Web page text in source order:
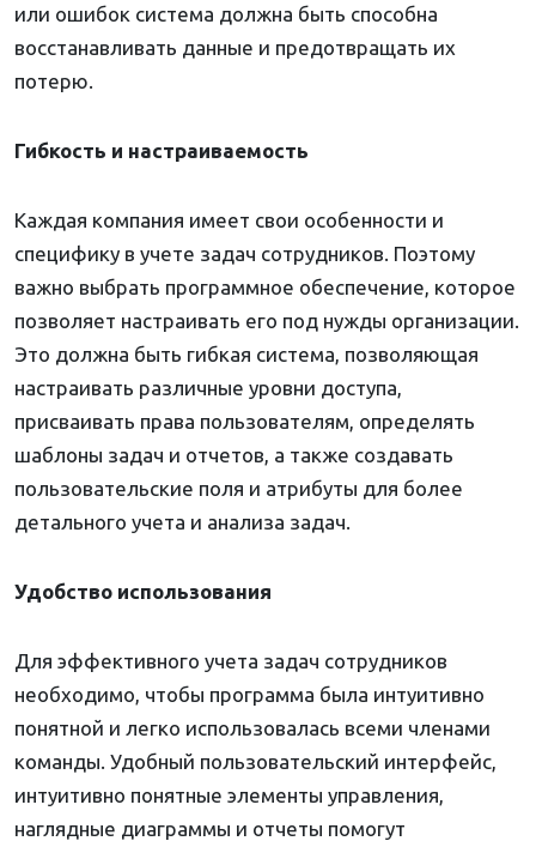
или ошибок система должна быть способна
восстанавливать данные и предотвращать их
потерю.
Гибкость и настраиваемость
Каждая компания имеет свои особенности и
специфику в учете задач сотрудников. Поэтому
важно выбрать программное обеспечение, которое
позволяет настраивать его под нужды организации.
Это должна быть гибкая система, позволяющая
настраивать различные уровни доступа,
присваивать права пользователям, определять
шаблоны задач и отчетов, а также создавать
пользовательские поля и атрибуты для более
детального учета и анализа задач.
Удобство использования
Для эффективного учета задач сотрудников
необходимо, чтобы программа была интуитивно
понятной и легко использовалась всеми членами
команды. Удобный пользовательский интерфейс,
интуитивно понятные элементы управления,
наглядные диаграммы и отчеты помогут